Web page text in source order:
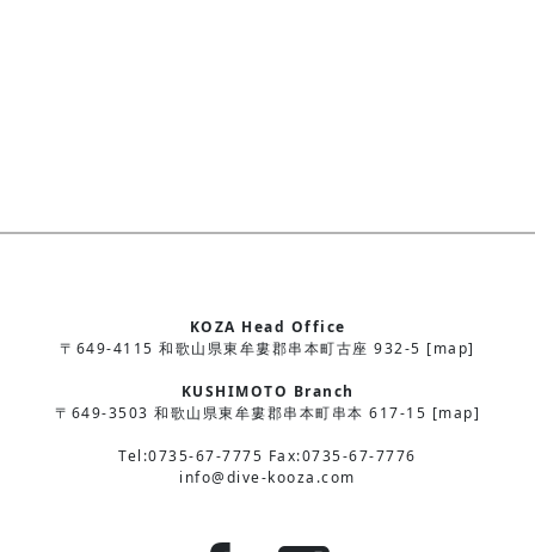
KOZA Head Office
〒649-4115 和歌山県東牟婁郡串本町古座 932-5 [map]
KUSHIMOTO Branch
〒649-3503 和歌山県東牟婁郡串本町串本 617-15 [map]
Tel:0735-67-7775 Fax:0735-67-7776
info@dive-kooza.com